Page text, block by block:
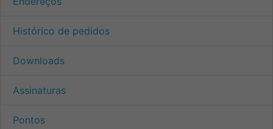
Histórico de pedidos
Downloads
Assinaturas
Pontos